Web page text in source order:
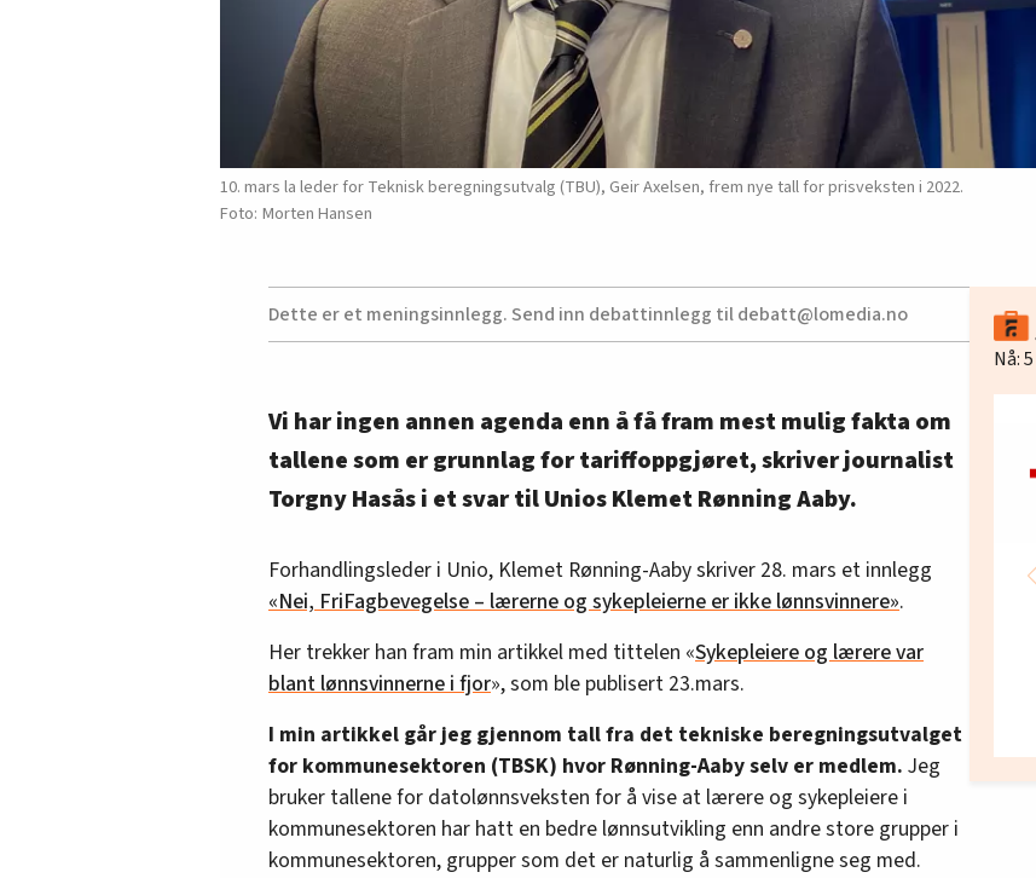
10. mars la leder for Teknisk beregningsutvalg (TBU), Geir Axelsen, frem nye tall for prisveksten i 2022.
Morten Hansen
Dette er et meningsinnlegg. Send inn debattinnlegg til debatt@lomedia.no
Vi har ingen annen agenda enn å få fram mest mulig fakta om
tallene som er grunnlag for tariffoppgjøret, skriver journalist
Torgny Hasås i et svar til Unios Klemet Rønning Aaby.
Forhandlingsleder i Unio, Klemet Rønning-Aaby skriver 28. mars et innlegg
«Nei, FriFagbevegelse – lærerne og sykepleierne er ikke lønnsvinnere».
Her trekker han fram min artikkel med tittelen «Sykepleiere og lærere var
blant lønnsvinnerne i fjor», som ble publisert 23.mars.
I min artikkel går jeg gjennom tall fra det tekniske beregningsutvalget
for kommunesektoren (TBSK) hvor Rønning-Aaby selv er medlem. Jeg
bruker tallene for datolønnsveksten for å vise at lærere og sykepleiere i
kommunesektoren har hatt en bedre lønnsutvikling enn andre store grupper i
kommunesektoren, grupper som det er naturlig å sammenligne seg med.
Nå:5